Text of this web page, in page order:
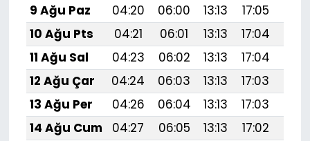
9 Ağu Paz
04:20 06:00 13:13 17:05
10 Ağu Pts
04:21 06:01 13:13 17:04
11 Ağu Sal
04:23 06:02 13:13 17:04
12 Ağu Çar
04:24 06:03 13:13 17:03
13 Ağu Per
04:26 06:04 13:13 17:03
14 Ağu Cum
04:27 06:05 13:13 17:02